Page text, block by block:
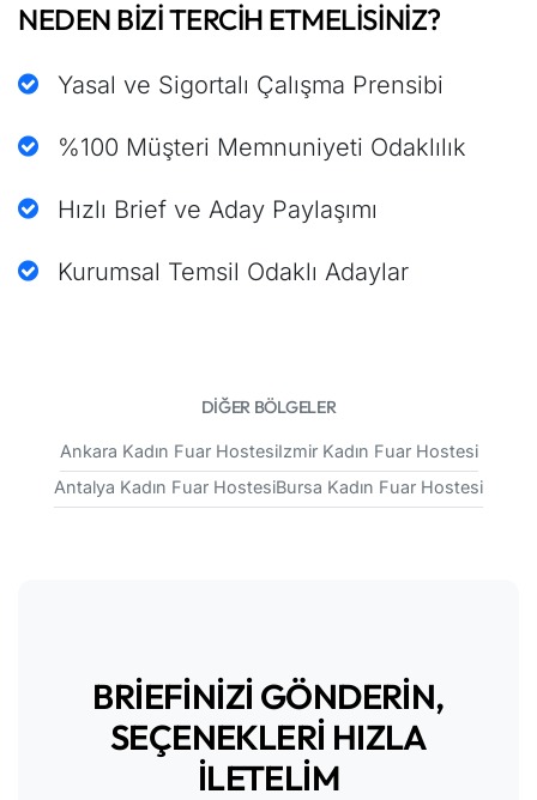
NEDEN BIZI TERCIH ETMELISINIZ?
Yasal ve Sigortalı Çalışma Prensibi
%100 Müşteri Memnuniyeti Odaklılık
Hızlı Brief ve Aday Paylaşımı
Kurumsal Temsil Odaklı Adaylar
DİĞER BÖLGELER
Ankara Kadın Fuar HostesiIzmir Kadın Fuar Hostesi
Antalya Kadın Fuar HostesiBursa Kadın Fuar Hostesi
BRIEFINIZI GÖNDERIN,
SEÇENEKLERI HIZLA
İLETELIM